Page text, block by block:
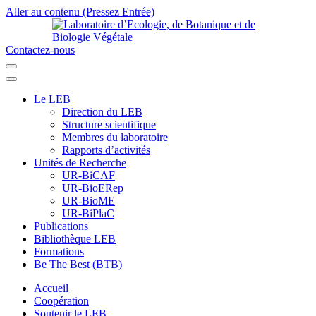
Aller au contenu (Pressez Entrée)
Contactez-nous
Le LEB
Direction du LEB
Structure scientifique
Membres du laboratoire
Rapports d’activités
Unités de Recherche
UR-BiCAF
UR-BioERep
UR-BioME
UR-BiPlaC
Publications
Bibliothèque LEB
Formations
Be The Best (BTB)
Accueil
Coopération
Soutenir le LEB